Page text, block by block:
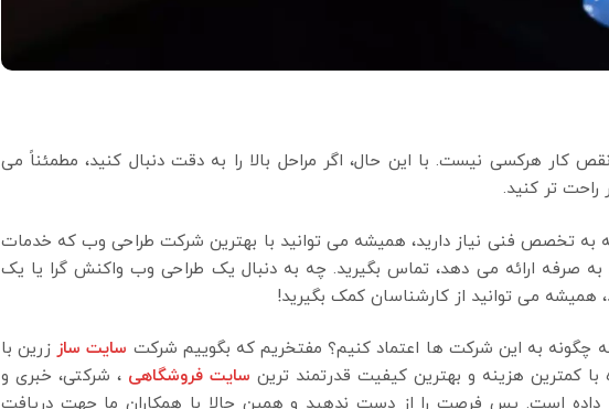
هرکسی نیست. با این حال، اگر مراحل بالا را به دقت دنبال کنید، مطمئناً می
راحت تر کنید.
به تخصص فنی نیاز دارید، همیشه می توانید با بهترین شرکت طراحی وب که خدمات
به صرفه ارائه می دهد، تماس بگیرید. چه به دنبال یک طراحی وب واکنش گرا یا یک
می توانید از کارشناسان کمک بگیرید!
چگونه به این شرکت ها اعتماد کنیم؟ مفتخریم که بگوییم شرکت سایت ساززرین با
سایت فروشگاهی ، شرکتی، خبری و